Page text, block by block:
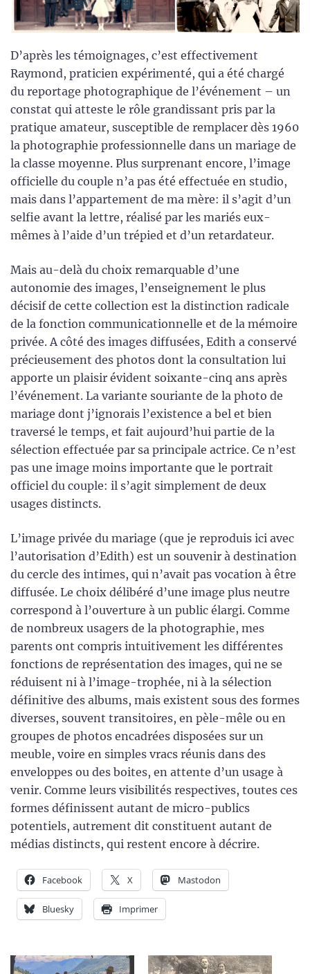
D’après les témoignages, c’est effectivement
Raymond, praticien expérimenté, qui a été chargé
du reportage photographique de l’événement – un
constat qui atteste le rôle grandissant pris par la
pratique amateur, susceptible de remplacer dès 1960
la photographie professionnelle dans un mariage de
la classe moyenne. Plus surprenant encore, l’image
officielle du couple n’a pas été effectuée en studio,
mais dans l’appartement de ma mère: il s’agit d’un
selfie avant la lettre, réalisé par les mariés eux-
mêmes à l’aide d’un trépied et d’un retardateur.
Mais au-delà du choix remarquable d’une
autonomie des images, l’enseignement le plus
décisif de cette collection est la distinction radicale
de la fonction communicationnelle et de la mémoire
privée. A côté des images diffusées, Edith a conservé
précieusement des photos dont la consultation lui
apporte un plaisir évident soixante-cinq ans après
l’événement. La variante souriante de la photo de
mariage dont j’ignorais l’existence a bel et bien
traversé le temps, et fait aujourd’hui partie de la
sélection effectuée par sa principale actrice. Ce n’est
pas une image moins importante que le portrait
officiel du couple: il s’agit simplement de deux
usages distincts.
L’image privée du mariage (que je reproduis ici avec
l’autorisation d’Edith) est un souvenir à destination
du cercle des intimes, qui n’avait pas vocation à être
diffusée. Le choix délibéré d’une image plus neutre
correspond à l’ouverture à un public élargi. Comme
de nombreux usagers de la photographie, mes
parents ont compris intuitivement les différentes
fonctions de représentation des images, qui ne se
réduisent ni à l’image-trophée, ni à la sélection
définitive des albums, mais existent sous des formes
diverses, souvent transitoires, en pèle-mêle ou en
groupes de photos encadrées disposées sur un
meuble, voire en simples vracs réunis dans des
enveloppes ou des boites, en attente d’un usage à
venir. Comme leurs visibilités respectives, toutes ces
formes définissent autant de micro-publics
potentiels, autrement dit constituent autant de
médias distincts, qui restent encore à décrire.
Facebook X Mastodon
Bluesky Imprimer